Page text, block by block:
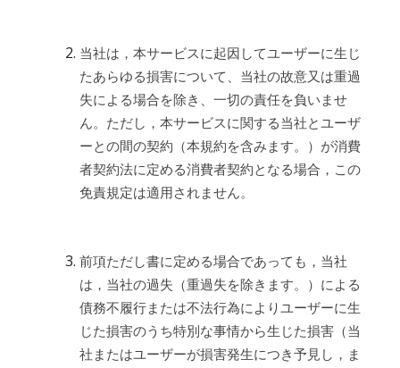
当社は，本サービスに起因してユーザーに生じ
たあらゆる損害について、当社の故意又は重過
失による場合を除き、一切の責任を負いませ
ん。ただし，本サービスに関する当社とユーザ
ーとの間の契約（本規約を含みます。）が消費
者契約法に定める消費者契約となる場合，この
免責規定は適用されません。
前項ただし書に定める場合であっても，当社
は，当社の過失（重過失を除きます。）による
債務不履行または不法行為によりユーザーに生
じた損害のうち特別な事情から生じた損害（当
社またはユーザーが損害発生につき予見し，ま